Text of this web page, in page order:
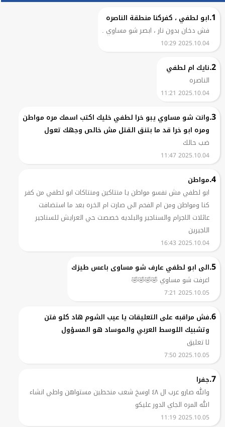
1. ابو لطفي ، كفركنا منطقة الناصره
فش دخان بدون نار ، ابصر شو مساوي .
2025.10.04 10:29
2. نايك ام لطفي
الناصره
2025.10.04 11:21
3. وانت شو مساوي يبو خرا لطفي خليك اكتب اسمك مره مواطن
ومره ابو خرا قد ما بتنق القتل مش خالص وجهك تعول
ضب حالك
2025.10.04 11:47
4. مواطن
ابو لطفي مش نفسو مواطن يا منتاكين ومنتاكات ابو لطفي من كفر
كنا ومواطن ومن ام الفحم الي صارت ام الخره بعد ما استضافت
عائلات الاجرام والسناجير والبلديه خصصت حي العرايش للسناجير
الاجيرين
2025.10.04 16:43
5. الى ابو لطفي عارف شو مساوى باعس طيزك
اعرفت شو مساوي 🤣🤣🤣🤣
2025.10.05 7:21
6. فش مراقبه على التعليقات يا عيب الشوم هاد كلو فتن
وتشبيك اللوسط العربي والموساد هو المسؤول
لا تعليق
2025.10.05 7:50
7. جفرا
والله صارو عرب ال ٤٨ اوسخ شعب منحطين مستواهن واطي انشاء
الله المره الجاي الدور عليكو
2025.10.05 11:19